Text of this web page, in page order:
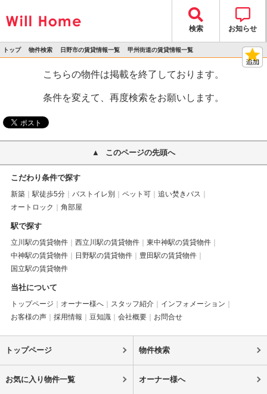
検索 お知らせ
トップ 物件検索 日野市の賃貸情報一覧 甲州街道の賃貸情報一覧
こちらの物件は掲載を終了しております。
条件を変えて、再度検索をお願いします。
このページの先頭へ
こだわり条件で探す
新築 駅徒歩5分 バストイレ別 ペット可
追い焚きバス
オートロック
角部屋
駅で探す
立川駅の賃貸物件 西立川駅の賃貸物件
東中神駅の賃貸物件
中神駅の賃貸物件
日野駅の賃貸物件
豊田駅の賃貸物件
国立駅の賃貸物件
当社について
トップページ オーナー様へ スタッフ紹介
インフォメーション
お客様の声
採用情報 豆知識 会社概要 お問合せ
トップページ 物件検索
お気に入り物件一覧 オーナー様へ